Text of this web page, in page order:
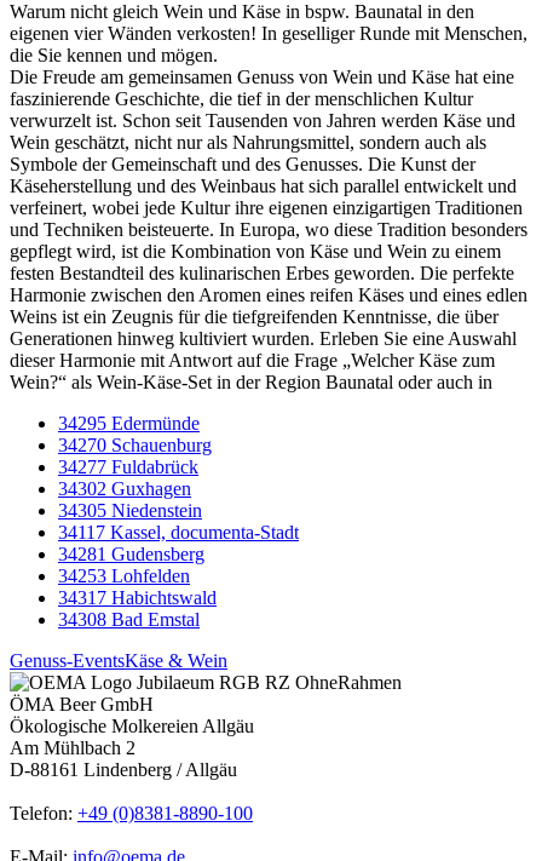
Warum nicht gleich Wein und Käse in bspw. Baunatal in den
eigenen vier Wänden verkosten! In geselliger Runde mit Menschen,
die Sie kennen und mögen.
Die Freude am gemeinsamen Genuss von Wein und Käse hat eine
faszinierende Geschichte, die tief in der menschlichen Kultur
verwurzelt ist. Schon seit Tausenden von Jahren werden Käse und
Wein geschätzt, nicht nur als Nahrungsmittel, sondern auch als
Symbole der Gemeinschaft und des Genusses. Die Kunst der
Käseherstellung und des Weinbaus hat sich parallel entwickelt und
verfeinert, wobei jede Kultur ihre eigenen einzigartigen Traditionen
und Techniken beisteuerte. In Europa, wo diese Tradition besonders
gepflegt wird, ist die Kombination von Käse und Wein zu einem
festen Bestandteil des kulinarischen Erbes geworden. Die perfekte
Harmonie zwischen den Aromen eines reifen Käses und eines edlen
Weins ist ein Zeugnis für die tiefgreifenden Kenntnisse, die über
Generationen hinweg kultiviert wurden. Erleben Sie eine Auswahl
dieser Harmonie mit Antwort auf die Frage „Welcher Käse zum
Wein?“ als Wein-Käse-Set in der Region Baunatal oder auch in
34295 Edermünde
34270 Schauenburg
34277 Fuldabrück
34302 Guxhagen
34305 Niedenstein
34117 Kassel, documenta-Stadt
34281 Gudensberg
34253 Lohfelden
34317 Habichtswald
34308 Bad Emstal
Genuss-EventsKäse & Wein
ÖMA Beer GmbH
Ökologische Molkereien Allgäu
Am Mühlbach 2
D-88161 Lindenberg / Allgäu
Telefon: +49 (0)8381-8890-100